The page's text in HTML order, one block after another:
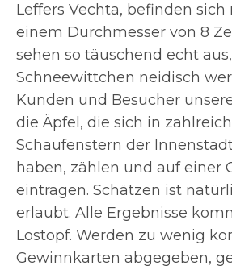
Leffers Vechta, befinden
einem Durchmesser von 8
sehen so täuschend echt
Schneewittchen neidisch
Kunden und Besucher
die Äpfel, die sich in
Schaufenstern der
haben, zählen und auf einer
eintragen. Schätzen ist
erlaubt. Alle Ergebnisse
Lostopf. Werden zu wenig
Gewinnkarten abgegeben,